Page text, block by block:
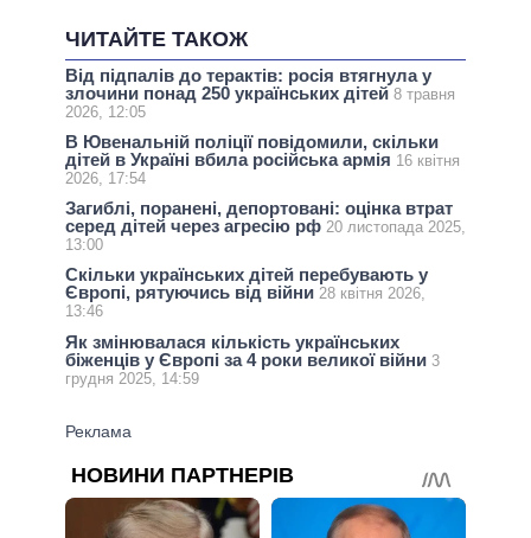
ЧИТАЙТЕ ТАКОЖ
Від підпалів до терактів: росія втягнула у
злочини понад 250 українських дітей 8 травня
2026, 12:05
В Ювенальній поліції повідомили, скільки
дітей в Україні вбила російська армія 16 квітня
2026, 17:54
Загиблі, поранені, депортовані: оцінка втрат
серед дітей через агресію рф 20 листопада 2025,
13:00
Скільки українських дітей перебувають у
Європі, рятуючись від війни 28 квітня 2026,
13:46
Як змінювалася кількість українських
біженців у Європі за 4 роки великої війни 3
грудня 2025, 14:59